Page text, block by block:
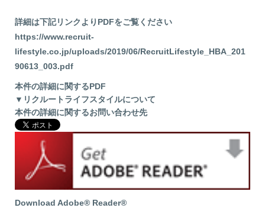
詳細は下記リンクよりPDFをご覧ください
https://www.recruit-
lifestyle.co.jp/uploads/2019/06/RecruitLifestyle_HBA_201
90613_003.pdf
本件の詳細に関するPDF
▼リクルートライフスタイルについて
本件の詳細に関するお問い合わせ先
Download Adobe® Reader®